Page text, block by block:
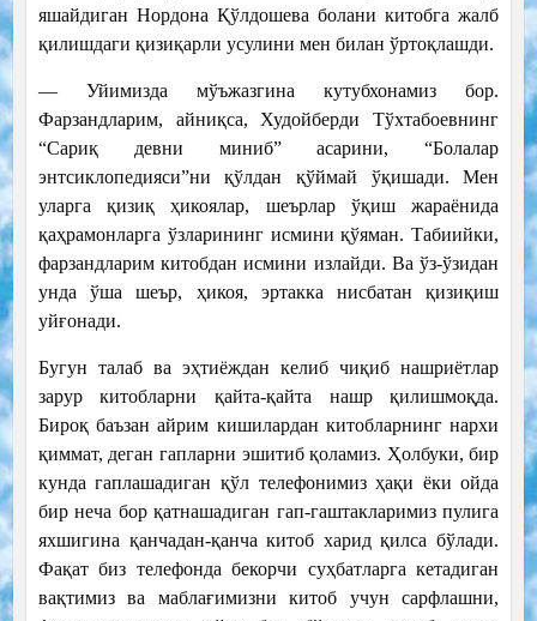
яшайдиган Нордона Қўлдошева болани китобга жалб
қилишдаги қизиқарли усулини мен билан ўртоқлашди.
— Уйимизда мўъжазгина кутубхонамиз бор.
Фарзандларим, айниқса, Худойберди Тўхтабоевнинг
“Сариқ девни миниб” асарини, “Болалар
энтсиклопедияси”ни қўлдан қўймай ўқишади. Мен
уларга қизиқ ҳикоялар, шеърлар ўқиш жараёнида
қаҳрамонларга ўзларининг исмини қўяман. Табиийки,
фарзандларим китобдан исмини излайди. Ва ўз-ўзидан
унда ўша шеър, ҳикоя, эртакка нисбатан қизиқиш
уйғонади.
Бугун талаб ва эҳтиёждан келиб чиқиб нашриётлар
зарур китобларни қайта-қайта нашр қилишмоқда.
Бироқ баъзан айрим кишилардан китобларнинг нархи
қиммат, деган гапларни эшитиб қоламиз. Ҳолбуки, бир
кунда гаплашадиган қўл телефонимиз ҳақи ёки ойда
бир неча бор қатнашадиган гап-гаштакларимиз пулига
яхшигина қанчадан-қанча китоб харид қилса бўлади.
Фақат биз телефонда бекорчи суҳбатларга кетадиган
вақтимиз ва маблағимизни китоб учун сарфлашни,